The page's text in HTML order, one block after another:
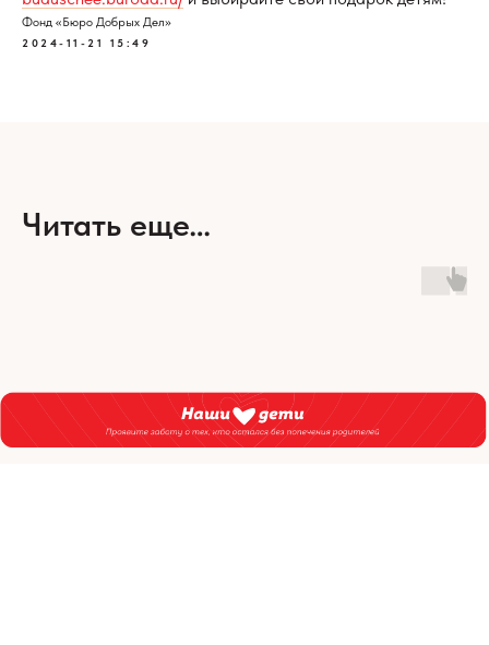
Фонд «Бюро Добрых Дел»
2024-11-21 15:49
Читать еще…